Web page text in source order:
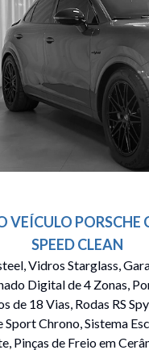
VEÍCULO PORSCHE
SPEED CLEAN
Vidros Starglass,
Digital de 4 Zonas,
de 18 Vias, Rodas RS
Sport Chrono, Sistema
Pinças de Freio em